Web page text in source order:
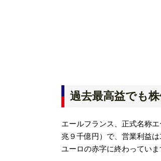
過去最高益でも
エールフランス、正式名称
兆９千億円）で、営業利益
ユーロの赤字に終わっていま